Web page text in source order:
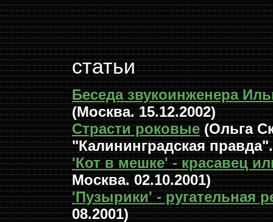
статьи
Беседа звукоинженера
(Москва. 15.12.2002)
Страсти роковые (Ольга
"Калининградская
'Кот в мешке' - красавец
Москва. 02.10.2001)
'Пузырики' - ругательная
08.2001)